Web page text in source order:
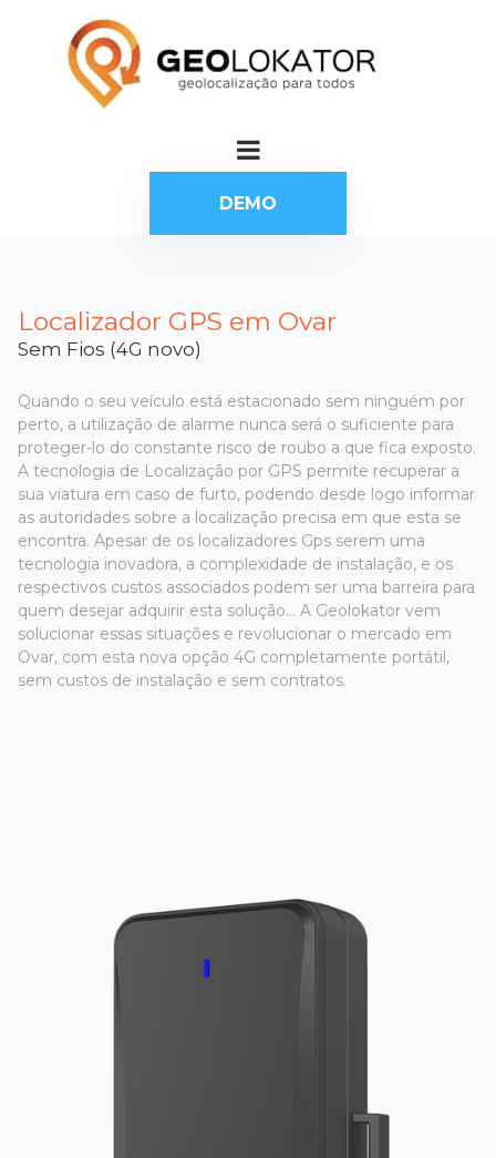
DEMO
Localizador GPS em Ovar
Sem Fios (4G novo)
Quando o seu veículo está estacionado sem ninguém por
perto, a utilização de alarme nunca será o suficiente para
proteger-lo do constante risco de roubo a que fica exposto.
A tecnologia de Localização por GPS permite recuperar a
sua viatura em caso de furto, podendo desde logo informar
as autoridades sobre a localização precisa em que esta se
encontra. Apesar de os localizadores Gps serem uma
tecnologia inovadora, a complexidade de instalação, e os
respectivos custos associados podem ser uma barreira para
quem desejar adquirir esta solução... A Geolokator vem
solucionar essas situações e revolucionar o mercado em
Ovar, com esta nova opção 4G completamente portátil,
sem custos de instalação e sem contratos.